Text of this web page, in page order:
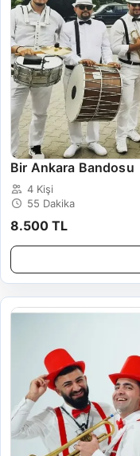
Bir Ankara Bandosu
4 Kişi
55 Dakika
8.500 TL